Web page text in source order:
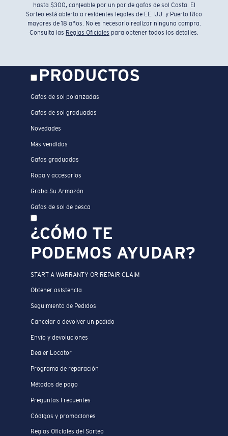
hasta $300, canjeable por un par de gafas de sol Costa. El
Sorteo está abierto a residentes legales de EE. UU. y Puerto Rico
mayores de 18 años. No es necesario realizar ninguna compra.
Consulta las Reglas Oficiales para obtener todos los detalles.
PRODUCTOS
Gafas de sol polarizadas
Gafas de sol graduadas
Novedades
Más vendidas
Gafas graduadas
Ropa y accesorios
Graba Su Armazón
Gafas de sol de pesca
¿CÓMO TE
PODEMOS AYUDAR?
START A WARRANTY OR REPAIR CLAIM
Obtener asistencia
Seguimiento de Pedidos
Cancelar o devolver un pedido
Envío y devoluciones
Dealer Locator
Programa de reparación
Métodos de pago
Preguntas Frecuentes
Códigos y promociones
Reglas Oficiales del Sorteo